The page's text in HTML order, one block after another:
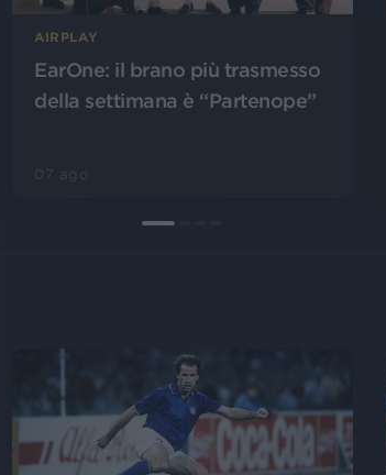
AIRPLAY
EarOne: il brano più trasmesso
della settimana è “Partenope”